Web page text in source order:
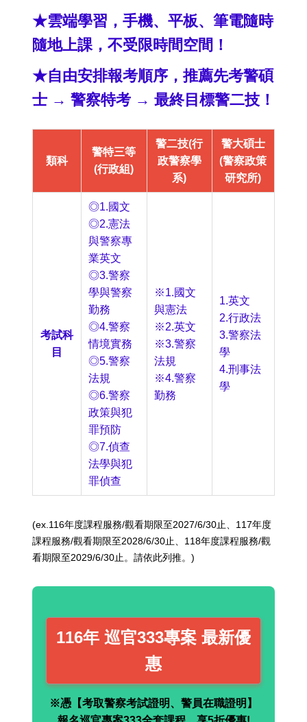
★雲端學習，手機、平板、筆電隨時
隨地上課，不受限時間空間！
★自由安排報考順序，推薦先考警碩
士 → 警察特考 → 最終目標警二技！
類科
警特三等
(行政組)
警二技(行
政警察學
系)
警大碩士
(警察政策
研究所)
考試科
目
◎1.國文
◎2.憲法
與警察專
業英文
◎3.警察
學與警察
勤務
◎4.警察
情境實務
◎5.警察
法規
◎6.警察
政策與犯
罪預防
◎7.偵查
法學與犯
罪偵查
※1.國文
與憲法
※2.英文
※3.警察
法規
※4.警察
勤務
1.英文
2.行政法
3.警察法
學
4.刑事法
學
(ex.116年度課程服務/觀看期限至2027/6/30止、117年度
課程服務/觀看期限至2028/6/30止、118年度課程服務/觀
看期限至2029/6/30止。請依此列推。)
116年 巡官333專案 最新優
惠
※憑【考取警察考試證明、警員在職證明】